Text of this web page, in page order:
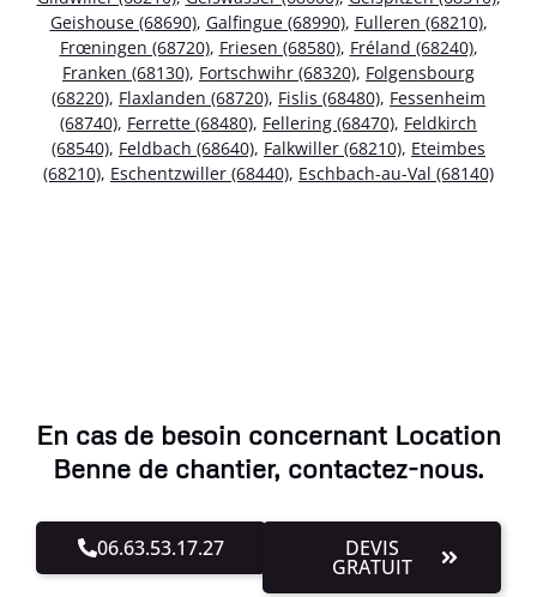
Geishouse (68690), Galfingue (68990), Fulleren (68210),
Frœningen (68720), Friesen (68580), Fréland (68240),
Franken (68130), Fortschwihr (68320), Folgensbourg
(68220), Flaxlanden (68720), Fislis (68480), Fessenheim
(68740), Ferrette (68480), Fellering (68470), Feldkirch
(68540), Feldbach (68640), Falkwiller (68210), Eteimbes
(68210), Eschentzwiller (68440), Eschbach-au-Val (68140)
En cas de besoin concernant Location
Benne de chantier, contactez-nous.
06.63.53.17.27 DEVIS
GRATUIT